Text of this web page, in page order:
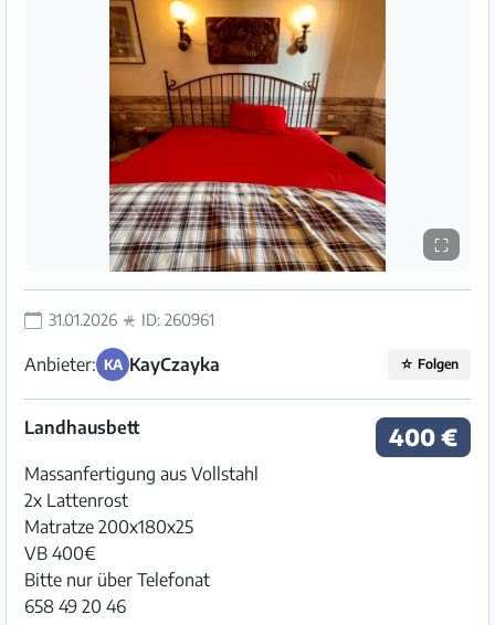
⛶
31.01.2026 ID: 260961
Anbieter: KA KayCzayka ☆ Folgen
400 €
Landhausbett
Massanfertigung aus Vollstahl
2x Lattenrost
Matratze 200x180x25
VB 400€
Bitte nur über Telefonat
658 49 20 46